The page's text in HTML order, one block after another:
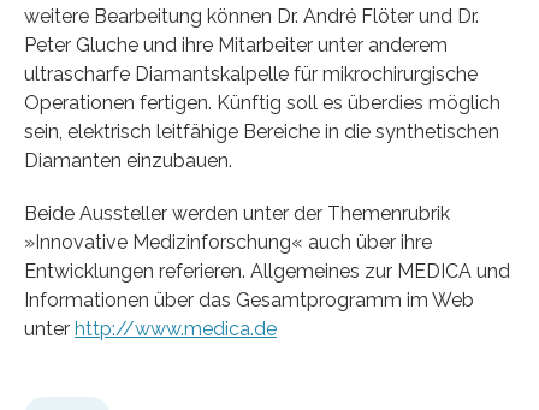
weitere Bearbeitung können Dr. André Flöter und Dr.
Peter Gluche und ihre Mitarbeiter unter anderem
ultrascharfe Diamantskalpelle für mikrochirurgische
Operationen fertigen. Künftig soll es überdies möglich
sein, elektrisch leitfähige Bereiche in die synthetischen
Diamanten einzubauen.
Beide Aussteller werden unter der Themenrubrik
»Innovative Medizinforschung« auch über ihre
Entwicklungen referieren. Allgemeines zur MEDICA und
Informationen über das Gesamtprogramm im Web
unter http://www.medica.de